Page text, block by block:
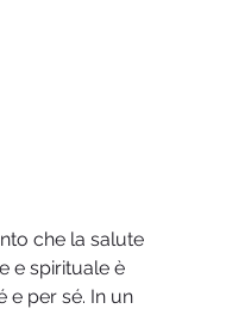
che la salute
e spirituale è
e per sé. In un